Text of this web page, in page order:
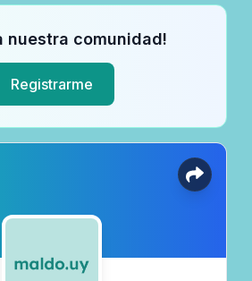
nuestra comunidad!
Registrarme